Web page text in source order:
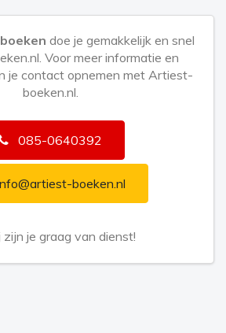
doe je gemakkelijk en snel
Voor meer informatie en
je contact opnemen met Artiest-
boeken.nl.
085-0640392
boeken.nl
je graag van dienst!